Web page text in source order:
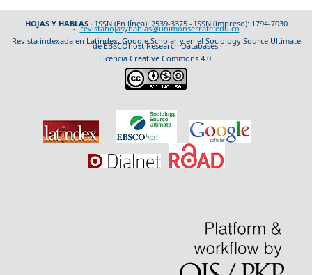
HOJAS Y HABLAS - ISSN (En línea): 2539-3375 - ISSN (impreso): 1794-7030
-revistahojasyhablas@unimonserrate.edu.co
Revista indexada en Latindex, Google Scholar y en el Sociology Source Ultimate
de EBSCOhost Research Databases.
Licencia Creative Commons 4.0